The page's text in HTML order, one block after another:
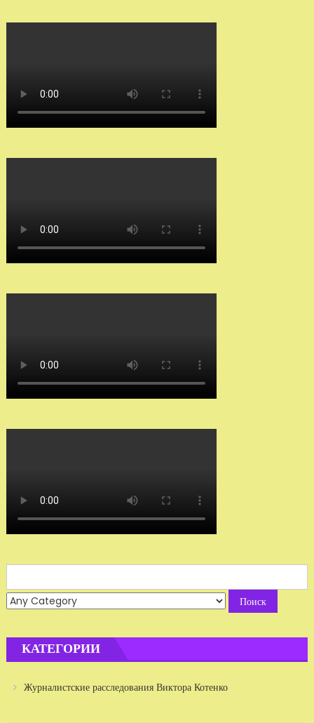
for:
КАТЕГОРИИ
Журналистские расследования Виктора Котенко